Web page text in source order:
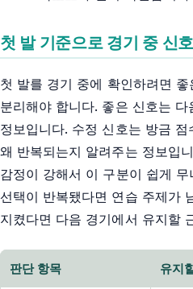
첫 발 기준으로 경기 중 신
첫 발를 경기 중에 확인하려면
분리해야 합니다. 좋은 신호는
정보입니다. 수정 신호는 방금
왜 반복되는지 알려주는 정보입
감정이 강해서 이 구분이 쉽게
선택이 반복됐다면 연습 주제가
지켰다면 다음 경기에서 유지할
판단 항목 유지